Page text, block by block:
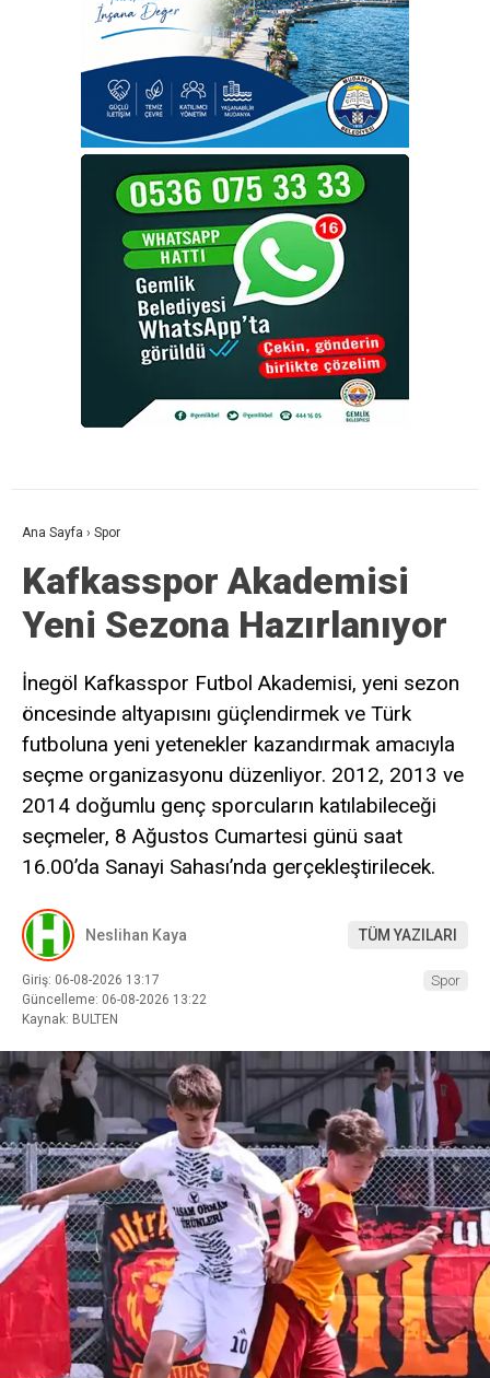
Ana Sayfa › Spor
Kafkasspor Akademisi
Yeni Sezona Hazırlanıyor
İnegöl Kafkasspor Futbol Akademisi, yeni sezon
öncesinde altyapısını güçlendirmek ve Türk
futboluna yeni yetenekler kazandırmak amacıyla
seçme organizasyonu düzenliyor. 2012, 2013 ve
2014 doğumlu genç sporcuların katılabileceği
seçmeler, 8 Ağustos Cumartesi günü saat
16.00’da Sanayi Sahası’nda gerçekleştirilecek.
Neslihan Kaya TÜM YAZILARI
Giriş: 06-08-2026 13:17
Güncelleme: 06-08-2026 13:22
Kaynak: BULTEN
Spor